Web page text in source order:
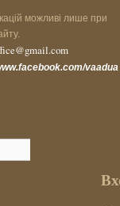
можливі лише при
vaadua